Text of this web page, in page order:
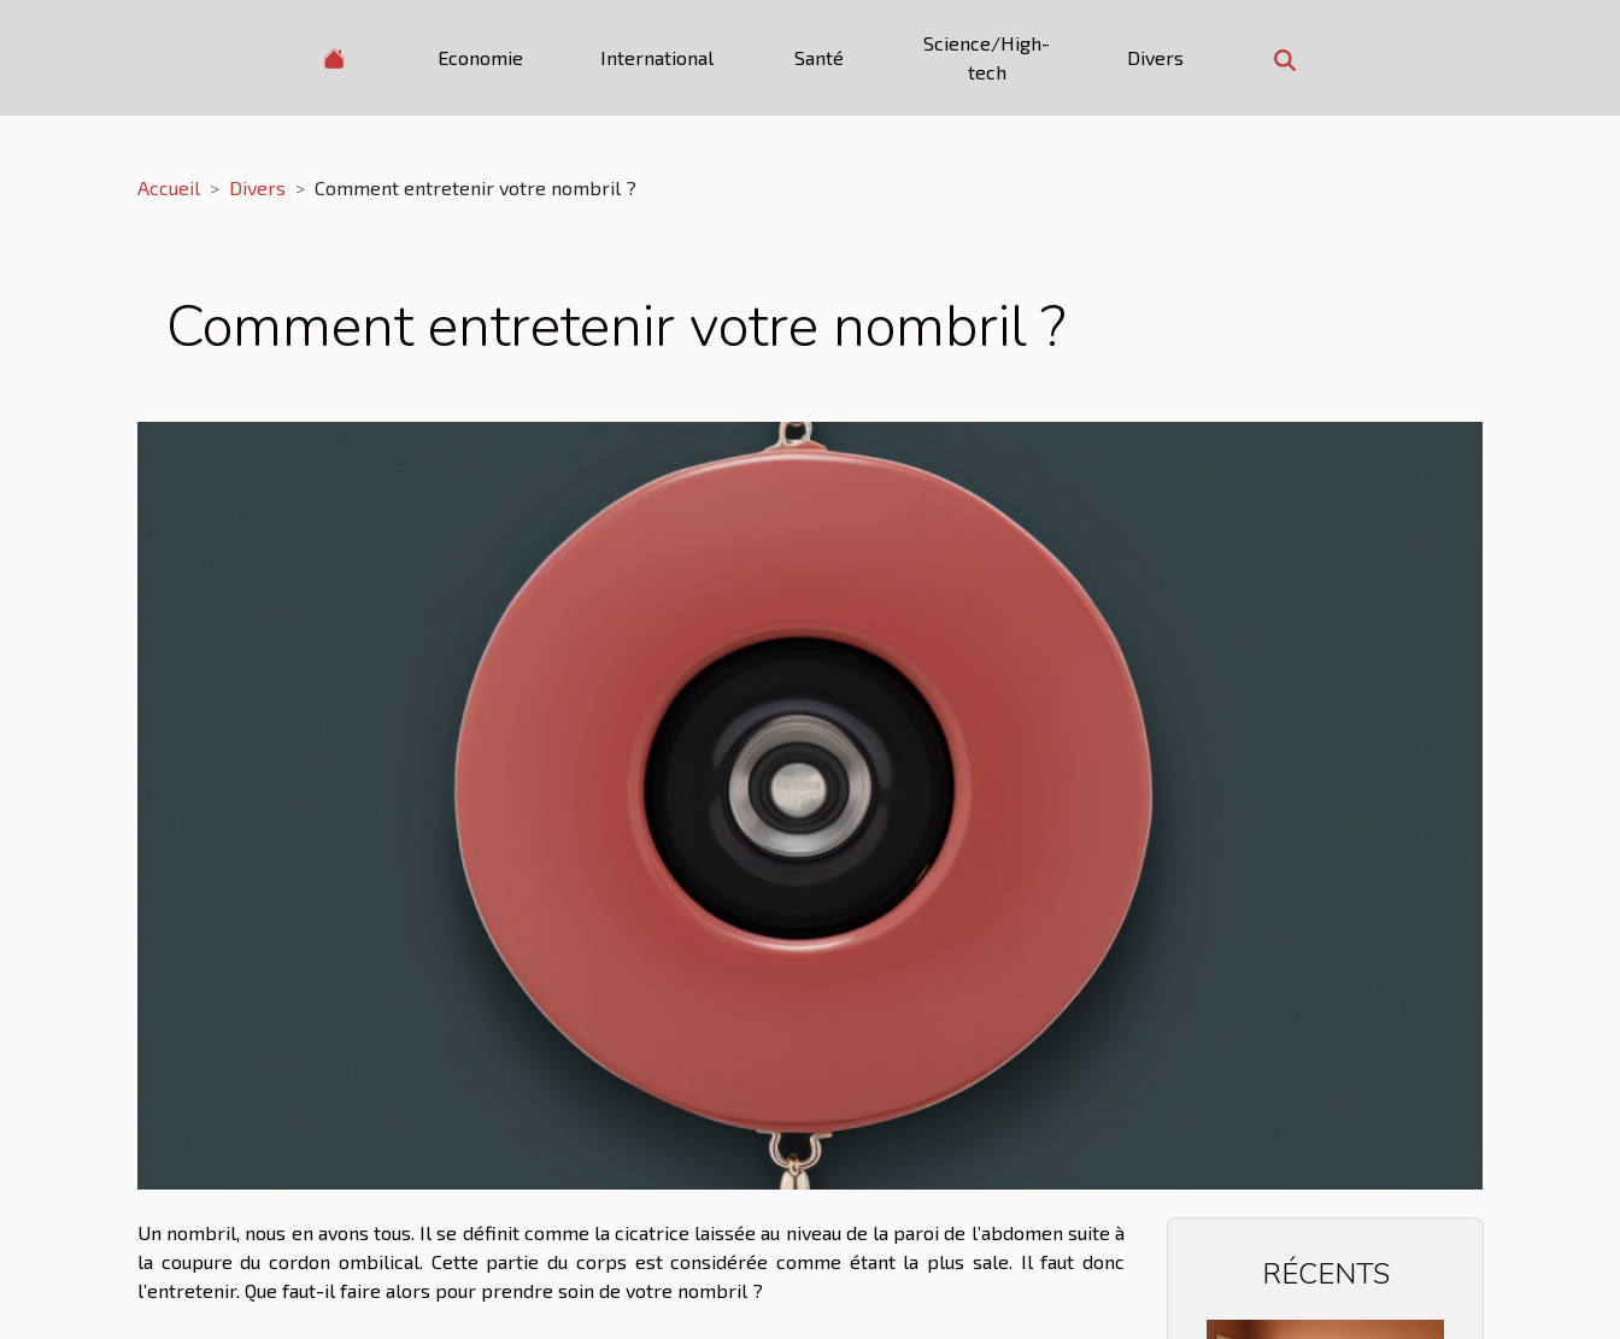
Economie International Santé
Science/High-
tech
Divers
Accueil Divers Comment entretenir votre nombril ?
Comment entretenir votre nombril ?
Un nombril, nous en avons tous. Il se définit comme la cicatrice laissée au niveau de la paroi de l’abdomen suite à
la coupure du cordon ombilical. Cette partie du corps est considérée comme étant la plus sale. Il faut donc
l’entretenir. Que faut-il faire alors pour prendre soin de votre nombril ?
RÉCENTS